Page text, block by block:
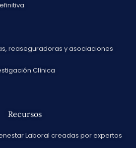
reaseguradoras y asociaciones
Clínica
Recursos
Laboral creadas por expertos